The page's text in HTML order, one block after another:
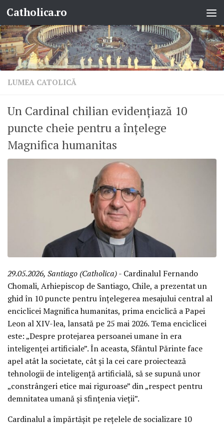
Skip to content
Catholica.ro
LUMEA CATOLICĂ
Un Cardinal chilian evidențiază 10
puncte cheie pentru a înțelege
Magnifica humanitas
29.05.2026, Santiago (Catholica)- Cardinalul Fernando
Chomali, Arhiepiscop de Santiago, Chile, a prezentat un
ghid în 10 puncte pentru înțelegerea mesajului central al
enciclicei Magnifica humanitas, prima enciclică a Papei
Leon al XIV-lea, lansată pe 25 mai 2026. Tema enciclicei
este: „Despre protejarea persoanei umane în era
inteligenței artificiale”. În aceasta, Sfântul Părinte face
apel atât la societate, cât și la cei care proiectează
tehnologii de inteligență artificială, să se supună unor
„constrângeri etice mai riguroase” din „respect pentru
demnitatea umană și sfințenia vieții”.
Cardinalul a împărtășit pe rețelele de socializare 10